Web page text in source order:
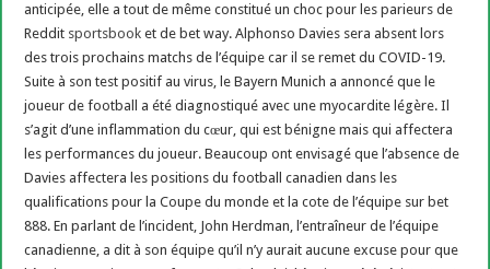
anticipée, elle a tout de même constitué un choc pour les parieurs de
Reddit sportsbook et de bet way. Alphonso Davies sera absent lors
des trois prochains matchs de l’équipe car il se remet du COVID-19.
Suite à son test positif au virus, le Bayern Munich a annoncé que le
joueur de football a été diagnostiqué avec une myocardite légère. Il
s’agit d’une inflammation du cœur, qui est bénigne mais qui affectera
les performances du joueur. Beaucoup ont envisagé que l’absence de
Davies affectera les positions du football canadien dans les
qualifications pour la Coupe du monde et la cote de l’équipe sur bet
888. En parlant de l’incident, John Herdman, l’entraîneur de l’équipe
canadienne, a dit à son équipe qu’il n’y aurait aucune excuse pour que